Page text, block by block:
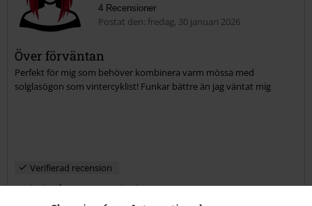
4 Recensioner
Postat den: fredag, 30 januari 2026
Över förväntan
Perfekt för mig som behöver kombinera varm mössa med
solglasögon som vintercyklist! Funkar bättre än jag väntat mig
Verifierad recension
Hade du någon nytta av den här recensionen?